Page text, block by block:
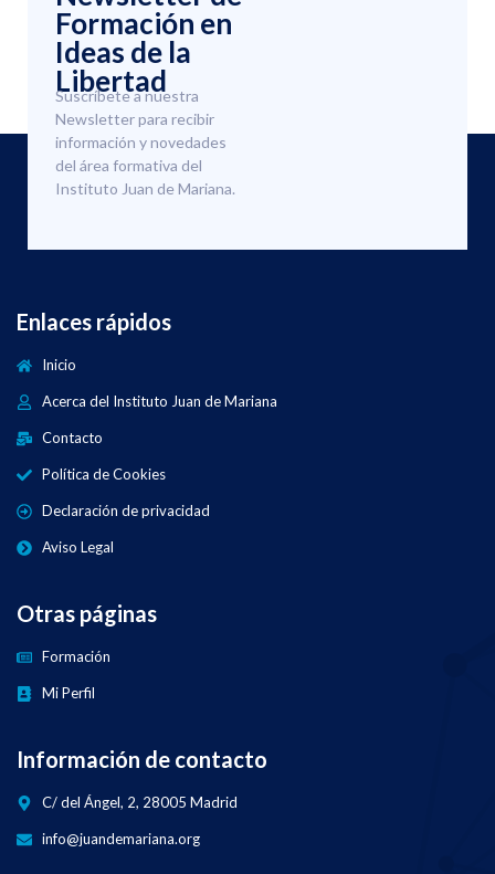
Formación en
Ideas de la
Libertad
Suscríbete a nuestra
Newsletter para recibir
información y novedades
del área formativa del
Instituto Juan de Mariana.
Enlaces rápidos
Inicio
Acerca del Instituto Juan de Mariana
Contacto
Política de Cookies
Declaración de privacidad
Aviso Legal
Otras páginas
Formación
Mi Perfil
Información de contacto
C/ del Ángel, 2, 28005 Madrid
info@juandemariana.org